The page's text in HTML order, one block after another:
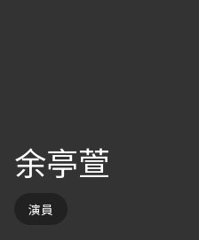
余亭萱
演員